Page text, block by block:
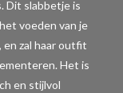
Dit slabbetje is
voeden van je
en zal haar outfit
Het is
en stijlvol